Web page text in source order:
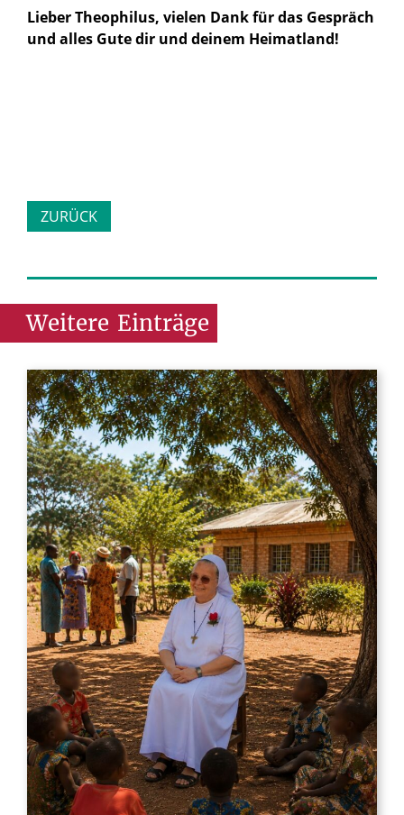
Lieber Theophilus, vielen Dank für das Gespräch
und alles Gute dir und deinem Heimatland!
ZURÜCK
Weitere Einträge